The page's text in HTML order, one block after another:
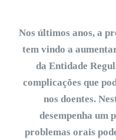
Nos últimos anos, a
tem vindo a
da Entidade
complicações que
nos doentes.
desempenha um
problemas orais